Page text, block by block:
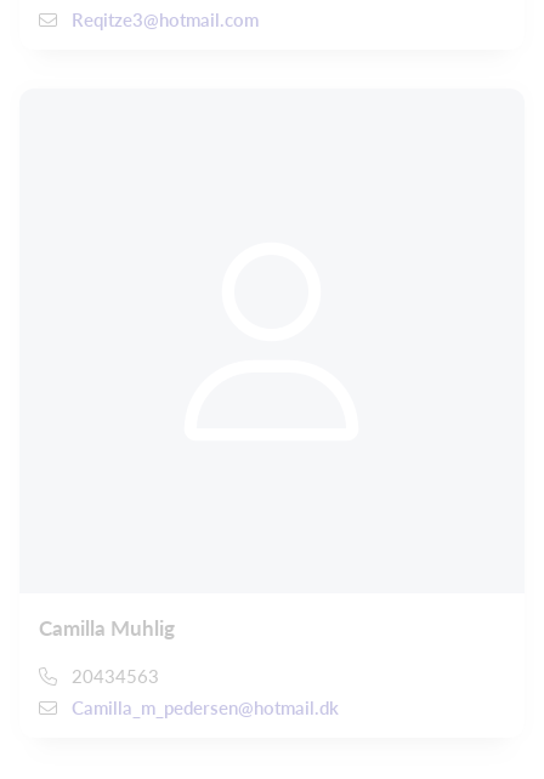
Reqitze3@hotmail.com
Camilla Muhlig
20434563
Camilla_m_pedersen@hotmail.dk